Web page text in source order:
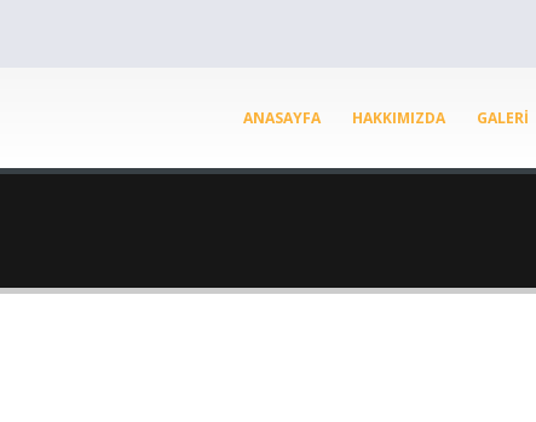
ANASAYFA HAKKIMIZDA GALERI